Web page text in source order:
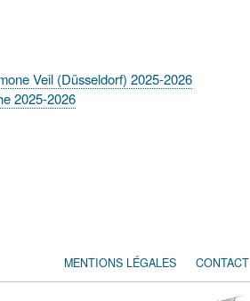
Veil (Düsseldorf) 2025-2026
2025-2026
MENTIONS LÉGALES CONTACT